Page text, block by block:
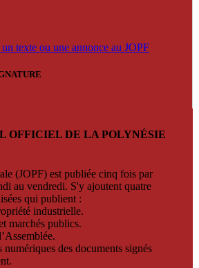
texte ou une annonce au JOPF
OFFICIEL DE LA POLYNÉSIE
(JOPF) est publiée cinq fois par
au vendredi. S'y ajoutent quatre
qui publient :
industrielle.
marchés publics.
numériques des documents signés